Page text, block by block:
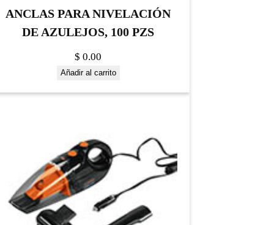
ANCLAS PARA NIVELACIÓN
DE AZULEJOS, 100 PZS
$ 0.00
Añadir al carrito